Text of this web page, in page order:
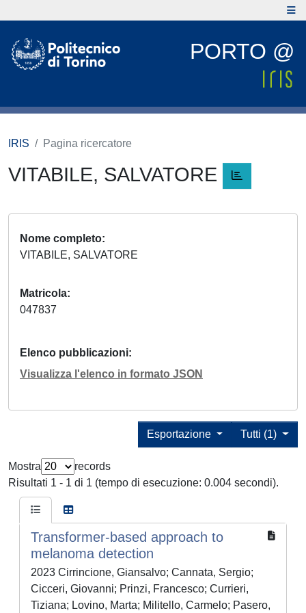
PORTO @
IRIS Pagina ricercatore
VITABILE, SALVATORE
Nome completo
VITABILE, SALVATORE
Matricola
047837
Elenco pubblicazioni
Visualizza l'elenco in formato JSON
Tutti (1)
Esportazione
Mostra
records
Risultati 1 - 1 di 1 (tempo di esecuzione: 0.004 secondi).
Transformer-based approach to
melanoma detection
2023 Cirrincione, Giansalvo; Cannata, Sergio;
Cicceri, Giovanni; Prinzi, Francesco; Currieri,
Tiziana; Lovino, Marta; Militello, Carmelo; Pasero,